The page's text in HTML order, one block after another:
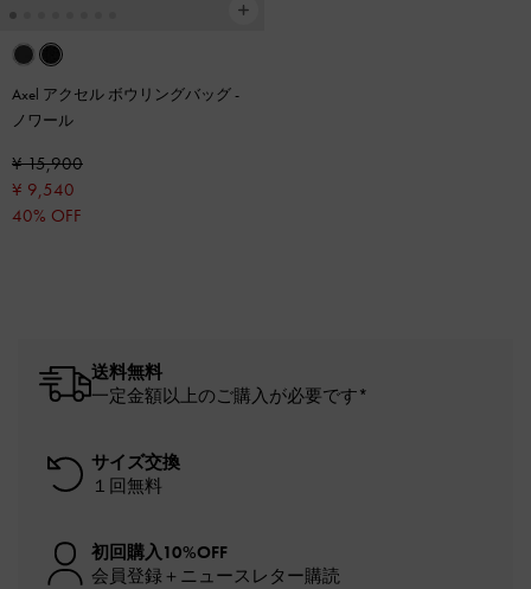
Axel アクセル ボウリングバッグ-
ノワール
¥ 15,900
¥ 9,540
40% OFF
送料無料
一定金額以上のご購入が必要です*
サイズ交換
１回無料
初回購入10%OFF
会員登録＋ニュースレター購読